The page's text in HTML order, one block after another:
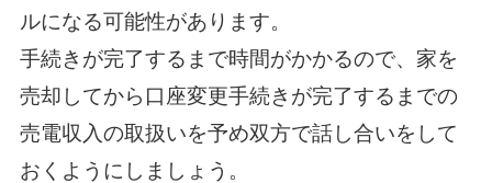
ルになる可能性があります。
手続きが完了するまで時間がかかるので、家を
売却してから口座変更手続きが完了するまでの
売電収入の取扱いを予め双方で話し合いをして
おくようにしましょう。